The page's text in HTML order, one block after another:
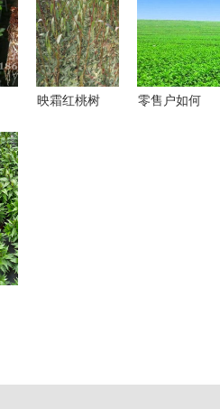
全方位洞察
映霜红桃树
零售户如何